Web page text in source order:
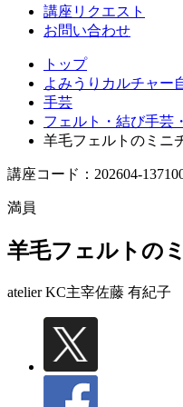
講座リクエスト
お問い合わせ
トップ
よみうりカルチャー
手芸
フェルト・結び手芸
羊毛フェルトのミニ
講座コード：202604-
満員
羊毛フェルトの
atelier KC主宰佐藤 有紀子